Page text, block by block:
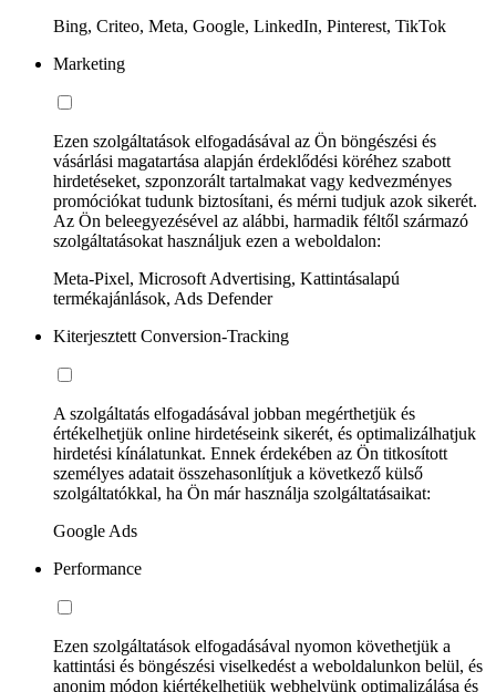
Bing, Criteo, Meta, Google, LinkedIn, Pinterest, TikTok
Marketing
Ezen szolgáltatások elfogadásával az Ön böngészési és
vásárlási magatartása alapján érdeklődési köréhez szabott
hirdetéseket, szponzorált tartalmakat vagy kedvezményes
promóciókat tudunk biztosítani, és mérni tudjuk azok sikerét.
Az Ön beleegyezésével az alábbi, harmadik féltől származó
szolgáltatásokat használjuk ezen a weboldalon:
Meta-Pixel, Microsoft Advertising, Kattintásalapú
termékajánlások, Ads Defender
Kiterjesztett Conversion-Tracking
A szolgáltatás elfogadásával jobban megérthetjük és
értékelhetjük online hirdetéseink sikerét, és optimalizálhatjuk
hirdetési kínálatunkat. Ennek érdekében az Ön titkosított
személyes adatait összehasonlítjuk a következő külső
szolgáltatókkal, ha Ön már használja szolgáltatásaikat:
Google Ads
Performance
Ezen szolgáltatások elfogadásával nyomon követhetjük a
kattintási és böngészési viselkedést a weboldalunkon belül, és
anonim módon kiértékelhetjük webhelyünk optimalizálása és